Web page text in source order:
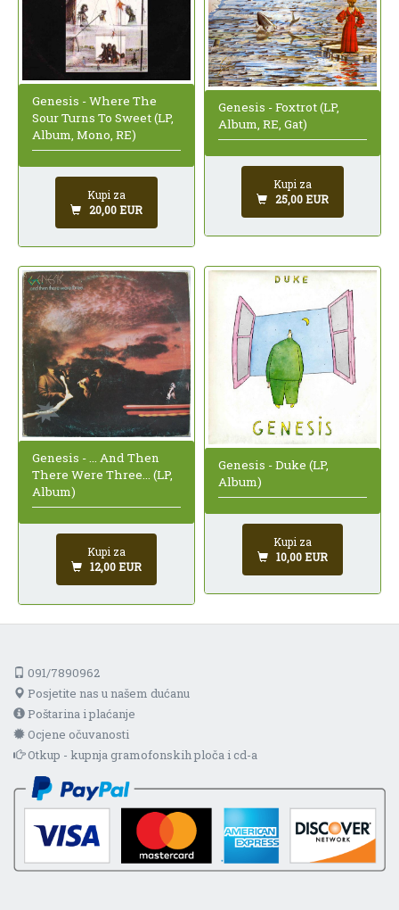
Genesis - Where The
Sour Turns To Sweet (LP,
Album, Mono, RE)
Kupi za
20,00 EUR
Genesis - Foxtrot (LP,
Album, RE, Gat)
Kupi za
25,00 EUR
Genesis - ... And Then
There Were Three... (LP,
Album)
Kupi za
12,00 EUR
Genesis - Duke (LP,
Album)
Kupi za
10,00 EUR
091/7890962
Posjetite nas u našem dućanu
Poštarina i plaćanje
Ocjene očuvanosti
Otkup - kupnja gramofonskih ploča i cd-a